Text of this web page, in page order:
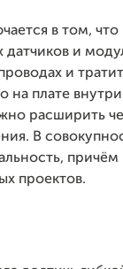
в том, что
датчиков и
и
на плате
расширить
В
причём
проектов.